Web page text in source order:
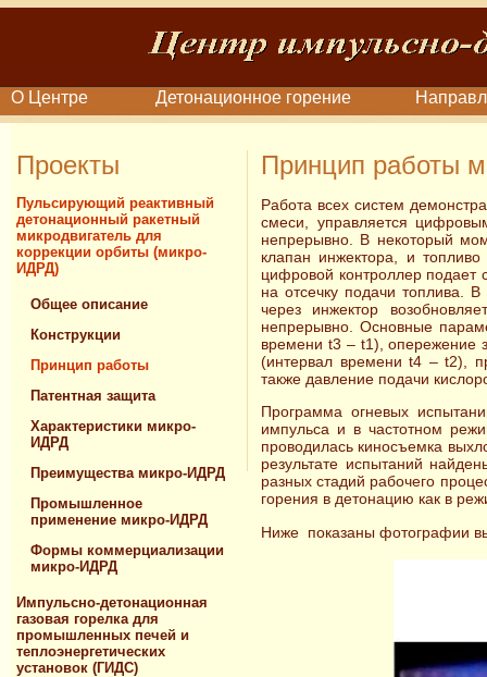
О Центре Детонационное горение
Проекты
Пульсирующий реактивный
детонационный ракетный
микродвигатель для
коррекции орбиты (микро-
ИДРД)
Общее описание
Конструкции
Принцип работы
Патентная защита
Характеристики микро-
ИДРД
Преимущества микро-ИДРД
Промышленное
применение микро-ИДРД
Формы коммерциализации
микро-ИДРД
Импульсно-детонационная
газовая горелка для
промышленных печей и
теплоэнергетических
установок (ГИДС)
Принцип работы
Работа всех систем
смеси, управляется
непрерывно. В некоторый
клапан инжектора, и
цифровой контроллер подает
на отсечку подачи топлива.
через инжектор
непрерывно. Основные
времени t3 – t1), опережение
(интервал времени t4 – t2),
также давление подачи
Программа огневых
импульса и в частотном
проводилась киносъемка
результате испытаний
разных стадий рабочего
горения в детонацию как в
Ниже показаны фотографии